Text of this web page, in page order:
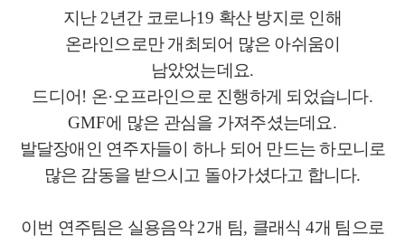
지난2년간 코로나19 확산 방지로 인해
온라인으로만 개최되어 많은 아쉬움이
남았었는데요.
드디어 ! 온·오프라인으로 진행하게 되었습니다.
GMF에 많은 관심을 가져주셨는데요.
발달장애인 연주자들이 하나 되어 만드는 하모니로
많은 감동을 받으시고 돌아가셨다고 합니다.
이번 연주팀은 실용음악2개 팀, 클래식 4개 팀으로